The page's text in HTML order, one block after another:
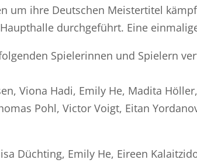
um ihre Deutschen Meistertitel
durchgeführt. Eine
Spielerinnen und Spielern
Viona Hadi, Emily He, Madita
Pohl, Victor Voigt, Eitan
Düchting, Emily He, Eireen